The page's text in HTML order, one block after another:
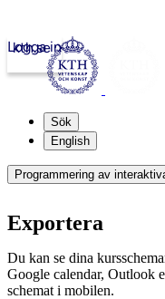
kth.se
Logga in
Sök
English
Programmering av
Exportera
Du kan se dina
Google calendar, Outlook
schemat i mobilen.